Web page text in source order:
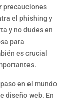
precauciones
el phishing y
y no dudes en
para
es crucial
en el mundo
diseño web. En